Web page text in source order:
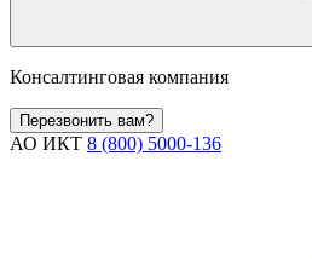
Консалтинговая компания
Перезвонить вам?
АО ИКТ 8 (800) 5000-136